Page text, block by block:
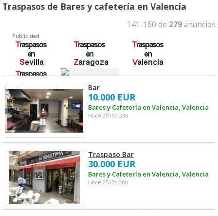
Traspasos de Bares y cafetería en Valencia
141-160 de 279 anuncios
Publicidad
Bar
10.000 EUR
Bares y Cafetería en Valencia, Valencia
Hace 2515d 23h
Traspaso Bar
30.000 EUR
Bares y Cafetería en Valencia, Valencia
Hace 2517d 20h